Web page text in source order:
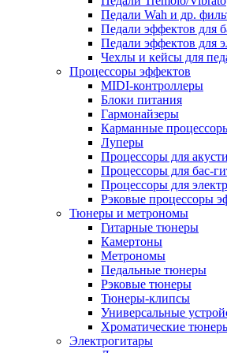
Педали Wah и др.
Педали эффектов для
Педали эффектов для
Чехлы и кейсы для
Процессоры эффектов
MIDI-контроллеры
Блоки питания
Гармонайзеры
Карманные
Луперы
Процессоры для
Процессоры для бас-
Процессоры для
Рэковые процессоры
Тюнеры и метрономы
Гитарные тюнеры
Камертоны
Метрономы
Педальные тюнеры
Рэковые тюнеры
Тюнеры-клипсы
Универсальные
Хроматические
Электрогитары